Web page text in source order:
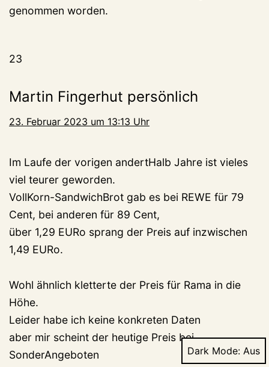
genommen worden.
23
Martin Fingerhut persönlich
23. Februar 2023 um 13:13 Uhr
Im Laufe der vorigen andertHalb Jahre ist vieles
viel teurer geworden.
VollKorn-SandwichBrot gab es bei REWE für 79
Cent, bei anderen für 89 Cent,
über 1,29 EURo sprang der Preis auf inzwischen
1,49 EURo.
Wohl ähnlich kletterte der Preis für Rama in die
Höhe.
Leider habe ich keine konkreten Daten
aber mir scheint der heutige Preis bei
SonderAngeboten
Dark Mode: